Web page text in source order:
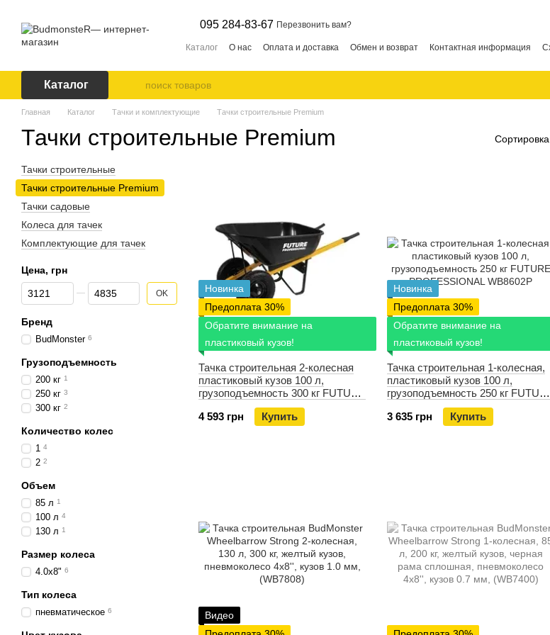
095 284-83-67 Перезвонить вам?
Каталог О нас Оплата и доставка Обмен и возврат Контактная информация
Каталог
Главная Каталог Тачки и комплектующие Тачки строительные Premium
Тачки строительные Premium
Новинка
Предоплата 30%
Обратите внимание на
пластиковый кузов!
Тачка строительная 2-колесная
пластиковый кузов 100 л,
грузоподъемность 300 кг FUTURE
PROFESSIONAL WB7808P
4 593 грн
Купить
Новинка
Предоплата 30%
Обратите внимание на
пластиковый кузов!
Тачка строительная 1-колесная,
пластиковый кузов 100 л,
грузоподъемность 250 кг FUTURE
PROFESSIONAL WB8602P
3 635 грн
Купить
Видео
Тачки строительные
Тачки строительные Premium
Тачки садовые
Колеса для тачек
Комплектующие для тачек
Цена, грн
От Цена, грн
До Цена, грн OK
Бренд
BudMonster 6
Грузоподъемность
200 кг 1
250 кг 3
300 кг 2
Количество колес
1 4
2 2
Объем
85 л 1
100 л 4
130 л 1
Размер колеса
4.0х8" 6
Тип колеса
пневматическое 6